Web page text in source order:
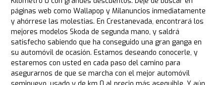
páginas web como Wallapop y Milanuncios inmediatamente
y ahórrese las molestias. En Crestanevada, encontrará los
mejores modelos Skoda de segunda mano, y saldrá
satisfecho sabiendo que ha conseguido una gran ganga en
su automóvil de ocasión. Estamos deseando conocerle, y
estaremos con usted en cada paso del camino para
asegurarnos de que se marcha con el mejor automóvil